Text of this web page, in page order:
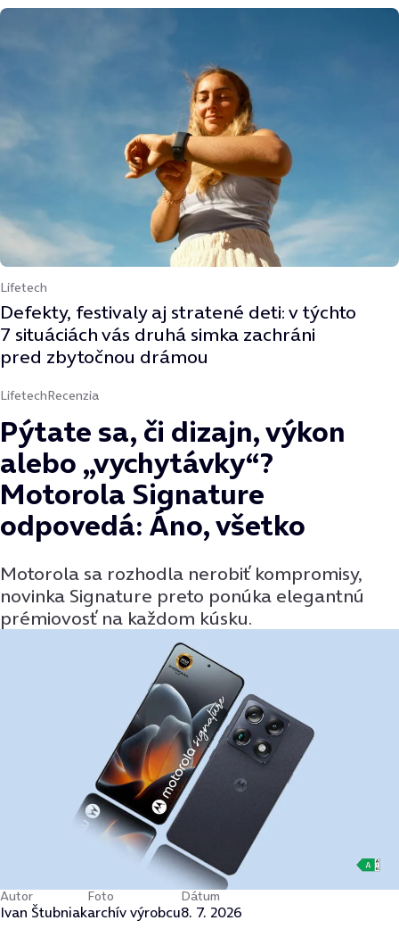
Lifetech
Defekty, festivaly aj stratené deti: v týchto
7 situáciách vás druhá simka zachráni
pred zbytočnou drámou
LifetechRecenzia
Pýtate sa, či dizajn, výkon
alebo „vychytávky“?
Motorola Signature
odpovedá: Áno, všetko
Motorola sa rozhodla nerobiť kompromisy,
novinka Signature preto ponúka elegantnú
prémiovosť na každom kúsku.
Autor
Ivan Štubniak
Foto
archív výrobcu
Dátum
8. 7. 2026